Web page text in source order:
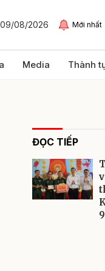
09/08/2026 Mới nhất
Media Thành
ĐỌC TIẾP
Gửi